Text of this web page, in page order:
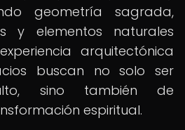
geometría sagrada,
y elementos naturales
arquitectónica
buscan no solo ser
sino también de
espiritual.